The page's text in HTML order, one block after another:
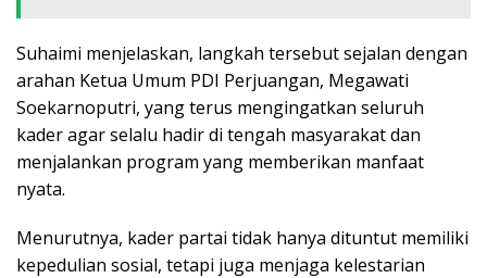
Suhaimi menjelaskan, langkah tersebut sejalan dengan
arahan Ketua Umum PDI Perjuangan, Megawati
Soekarnoputri, yang terus mengingatkan seluruh
kader agar selalu hadir di tengah masyarakat dan
menjalankan program yang memberikan manfaat
nyata.
Menurutnya, kader partai tidak hanya dituntut memiliki
kepedulian sosial, tetapi juga menjaga kelestarian